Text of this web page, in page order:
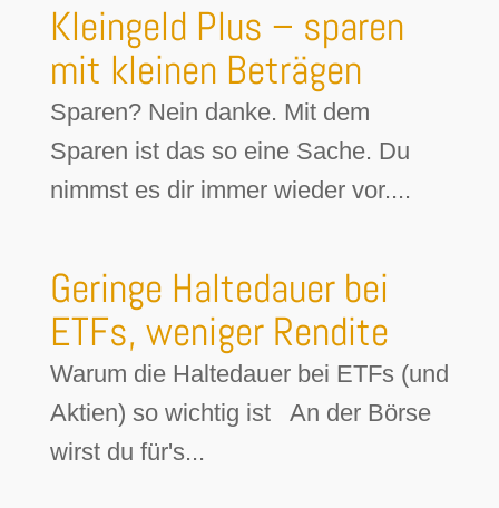
Kleingeld Plus – sparen
mit kleinen Beträgen
Sparen? Nein danke. Mit dem
Sparen ist das so eine Sache. Du
nimmst es dir immer wieder vor....
Geringe Haltedauer bei
ETFs, weniger Rendite
Warum die Haltedauer bei ETFs (und
Aktien) so wichtig ist An der Börse
wirst du für's...